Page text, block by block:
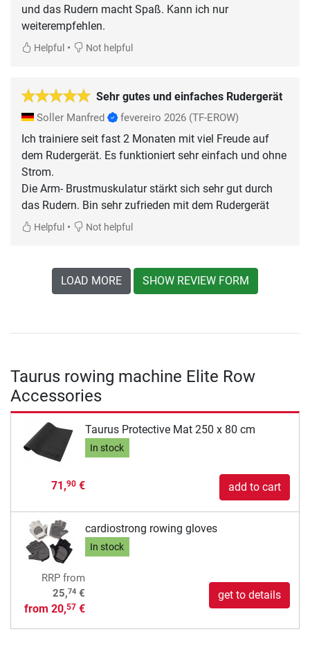
und das Rudern macht Spaß. Kann ich nur
weiterempfehlen.
Helpful • Not helpful
Sehr gutes und einfaches Rudergerät
Soller Manfred fevereiro 2026 (TF-EROW)
Ich trainiere seit fast 2 Monaten mit viel Freude auf
dem Rudergerät. Es funktioniert sehr einfach und ohne
Strom.
Die Arm- Brustmuskulatur stärkt sich sehr gut durch
das Rudern. Bin sehr zufrieden mit dem Rudergerät
Helpful • Not helpful
LOAD MORE SHOW REVIEW FORM
Taurus rowing machine Elite Row
Accessories
Taurus Protective Mat 250 x 80 cm
In stock
71,90€ add to cart
cardiostrong rowing gloves
In stock
RRPfrom
25,74€
from 20,57€
get to details